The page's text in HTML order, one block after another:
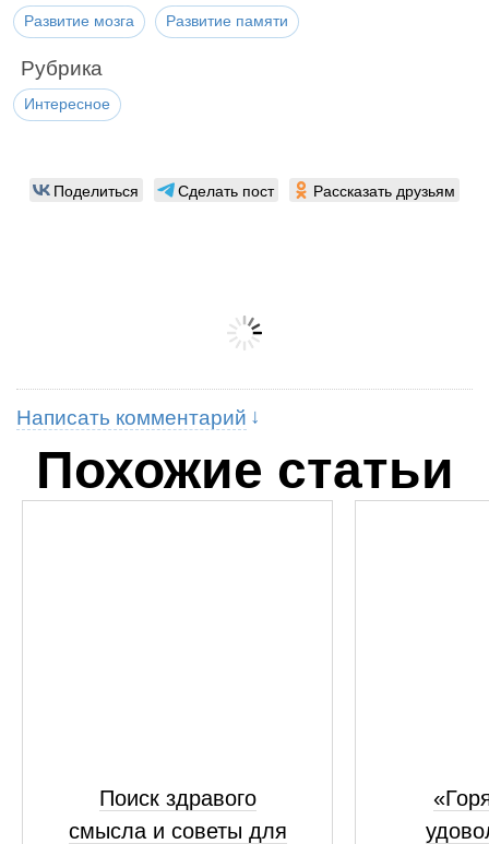
Развитие мозга Развитие памяти
Рубрика
Интересное
Поделиться Сделать пост Рассказать друзьям
Написать комментарий
Похожие статьи
Поиск здравого
смысла и советы для